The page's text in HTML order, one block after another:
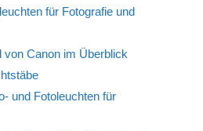
für Fotografie und
Canon im Überblick
und Fotoleuchten für